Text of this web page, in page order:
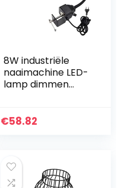
8W industriële
naaimachine LED-
lamp dimmen
kralen LED’s
€58.82